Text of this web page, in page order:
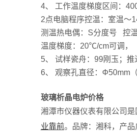
4、 工作温度梯度区间：
2点电脑程序控温：室温～
测温热电偶：S分度号 控
温度梯度：20℃/cm可调，
5、 试样瓷舟：99刚玉；推
6、 观察孔直径：Φ50mm（
玻璃析晶电炉价格
湘潭市仪器仪表有限公司
业靠前。品牌：湘科，产